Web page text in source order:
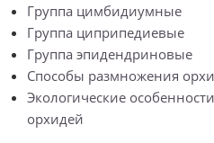
Группа цимбидиумные
Группа циприпедиевые
Группа эпидендриновые
Способы размножения
Экологические
орхидей